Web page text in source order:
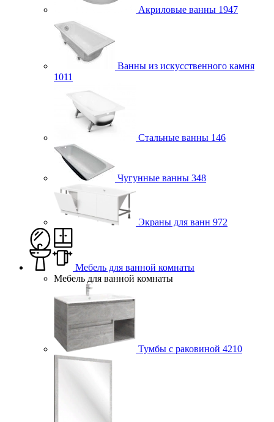
Акриловые ванны 1947
Ванны из искусственного камня
1011
Стальные ванны 146
Чугунные ванны 348
Экраны для ванн 972
Мебель для ванной комнаты
Мебель для ванной комнаты
Тумбы с раковиной 4210